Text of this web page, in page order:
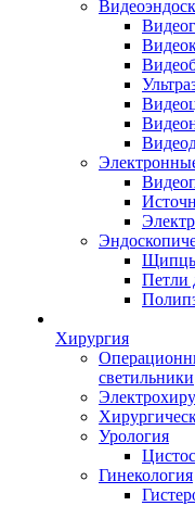
Петли
Хирургия
светильники
Урология
Гинекология